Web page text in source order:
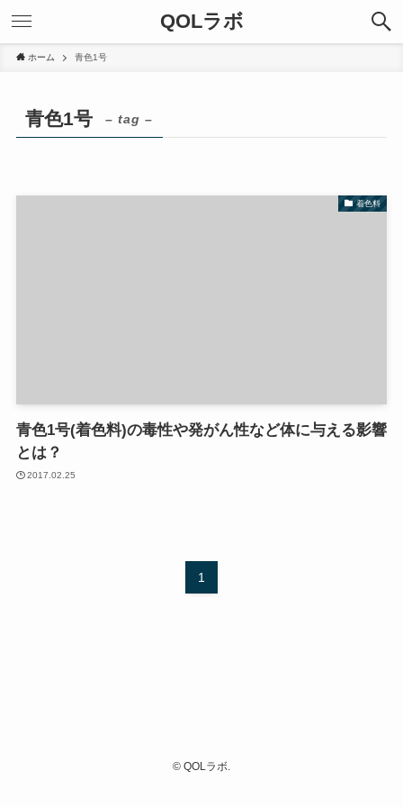
QOLラボ
ホーム 青色1号
青色1号 – tag –
着色料
青色1号(着色料)の毒性や発がん性など体に与える影響
とは？
2017.02.25
1
© QOLラボ.